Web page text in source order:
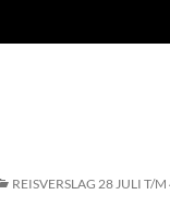
REISVERSLAG 28 JULI T/